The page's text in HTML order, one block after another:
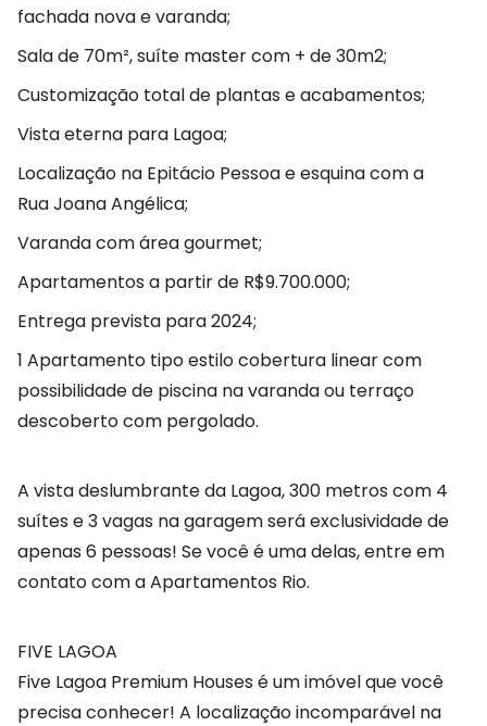
fachada nova e varanda;
Sala de 70m², suíte master com + de 30m2;
Customização total de plantas e acabamentos;
Vista eterna para Lagoa;
Localização na Epitácio Pessoa e esquina com a
Rua Joana Angélica;
Varanda com área gourmet;
Apartamentos a partir de R$9.700.000;
Entrega prevista para 2024;
1 Apartamento tipo estilo cobertura linear com
possibilidade de piscina na varanda ou terraço
descoberto com pergolado.
A vista deslumbrante da Lagoa, 300 metros com 4
suítes e 3 vagas na garagem será exclusividade de
apenas 6 pessoas! Se você é uma delas, entre em
contato com a Apartamentos Rio.
FIVE LAGOA
Five Lagoa Premium Houses é um imóvel que você
precisa conhecer! A localização incomparável na